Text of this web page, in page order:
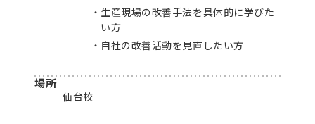
生産現場の改善手法を具体的に学びた
い方
自社の改善活動を見直したい方
場所
仙台校